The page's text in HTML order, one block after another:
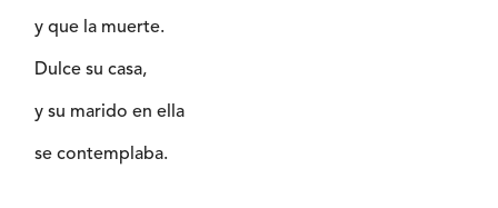
y que la muerte.
Dulce su casa,
y su marido en ella
se contemplaba.